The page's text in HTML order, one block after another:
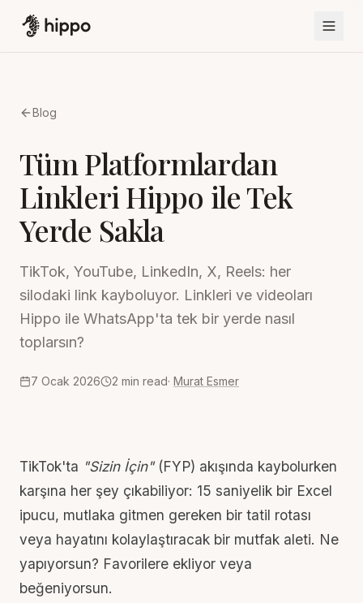
Blog
Tüm Platformlardan
Linkleri Hippo ile Tek
Yerde Sakla
TikTok, YouTube, LinkedIn, X, Reels: her
silodaki link kayboluyor. Linkleri ve videoları
Hippo ile WhatsApp'ta tek bir yerde nasıl
toplarsın?
7 Ocak 2026 2 min read· Murat Esmer
TikTok'ta "Sizin İçin"(FYP) akışında kaybolurken
karşına her şey çıkabiliyor: 15 saniyelik bir Excel
ipucu, mutlaka gitmen gereken bir tatil rotası
veya hayatını kolaylaştıracak bir mutfak aleti. Ne
yapıyorsun? Favorilere ekliyor veya
beğeniyorsun.